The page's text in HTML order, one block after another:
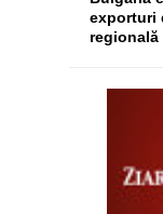
exporturi
regională